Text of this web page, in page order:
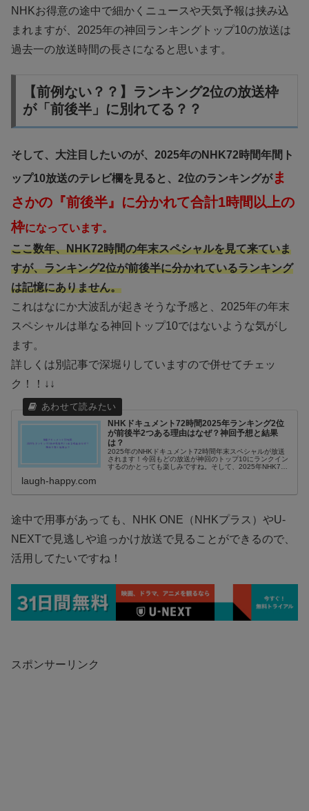
NHKお得意の途中で細かくニュースや天気予報は挟み込
まれますが、2025年の神回ランキングトップ10の放送は
過去一の放送時間の長さになると思います。
【前例ない？？】ランキング2位の放送枠
が「前後半」に別れてる？？
そして、大注目したいのが、2025年のNHK72時間年間ト
ップ10放送のテレビ欄を見ると、2位のランキングがま
さかの『前後半』に分かれて合計1時間以上の
枠になっています。
ここ数年、NHK72時間の年末スペシャルを見て来ていま
すが、ランキング2位が前後半に分かれているランキング
は記憶にありません。
これはなにか大波乱が起きそうな予感と、2025年の年末
スペシャルは単なる神回トップ10ではないような気がし
ます。
詳しくは別記事で深堀りしていますので併せてチェッ
ク！！↓↓
NHKドキュメント72時間2025年ランキング2位
が前後半2つある理由はなぜ？神回予想と結果
は？
2025年のNHKドキュメント72時間年末スペシャルが放送
されます！今回もどの放送が神回のトップ10にランクイン
するのかとっても楽しみですね。そして、2025年NHK72
laugh-happy.com
途中で用事があっても、NHK ONE（NHKプラス）やU-
NEXTで見逃しや追っかけ放送で見ることができるので、
活用してたいですね！
スポンサーリンク